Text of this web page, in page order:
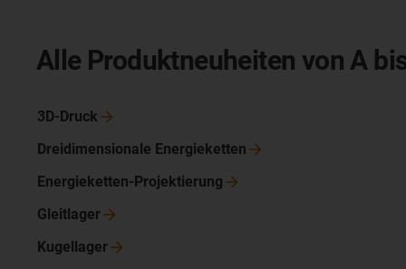
Alle Produktneuheiten von A
3D-Druck
Dreidimensionale Energieketten
Energieketten-Projektierung
Gleitlager
Kugellager